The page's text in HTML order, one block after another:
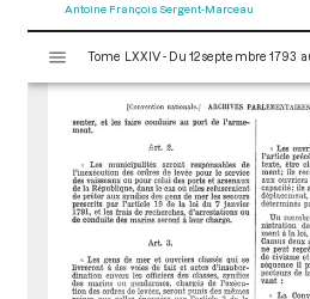
Antoine François Sergent-Marceau
s
Tome LXXIV - Du 12 septembre 1793